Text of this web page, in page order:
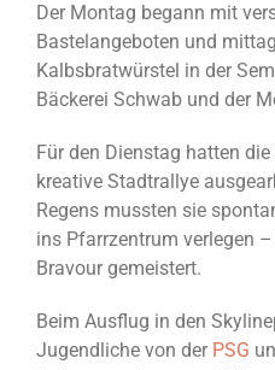
Der Montag begann mit
Bastelangeboten und
Kalbsbratwürstel in der
Bäckerei Schwab und der
Für den Dienstag hatten die
kreative Stadtrallye
Regens mussten sie
ins Pfarrzentrum verlegen
Bravour gemeistert.
Beim Ausflug in den
Jugendliche von der PSG